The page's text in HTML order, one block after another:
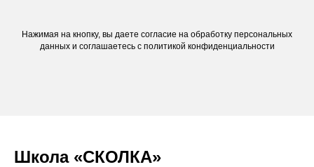
Нажимая на кнопку, вы даете согласие на обработку персональных
данных и соглашаетесь c политикой конфиденциальности
Школа «СКОЛКА»